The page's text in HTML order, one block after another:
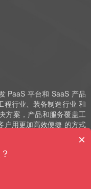
PaaS 平台和 SaaS 产品
程行业、装备制造行业 和
方案，产品和服务覆盖工
户用更加高效便捷 的方式
领域十余年，始终以
新技术企业、中 关村高新
“专精特新”中小企业等荣
×